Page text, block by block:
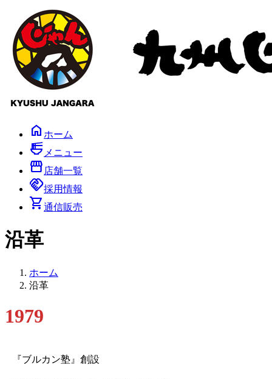
ン
ツ
キ
ー
シ
に
home ホーム
ramen_dining メニュー
storefront 店舗一覧
handshake採用情報
shopping_cart通信販売
沿革
ホーム
沿革
1979
『ブルカン塾』創設